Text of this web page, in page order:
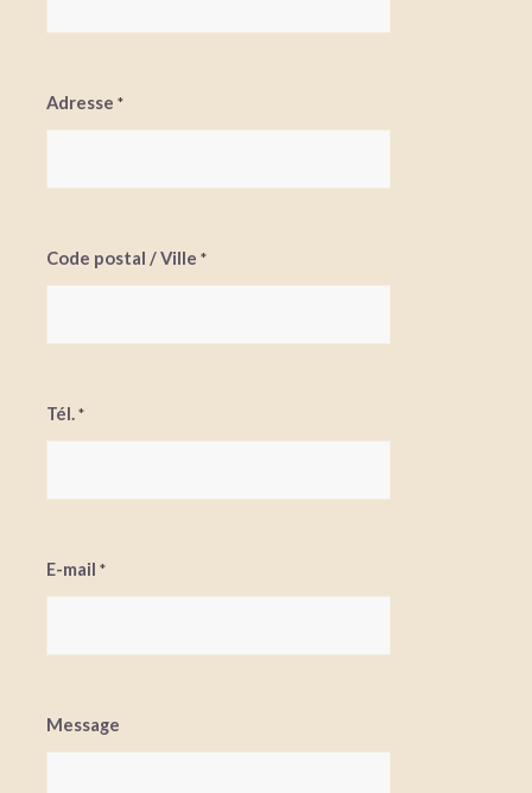
Adresse *
Code postal / Ville *
Tél.*
E-mail *
Message